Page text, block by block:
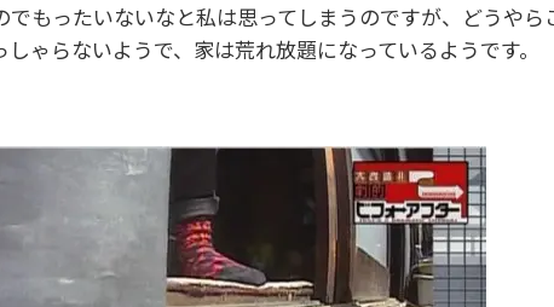
もったいないなと私は思ってしまうのですが、どうやら
ゃらないようで、家は荒れ放題になっているようです。